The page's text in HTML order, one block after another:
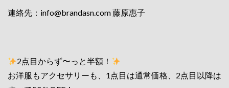
連絡先： info@brandasn.com藤原惠子
2点目からず〜っと半額！
お洋服もアクセサリーも、1点目は通常価格、2点目以降は